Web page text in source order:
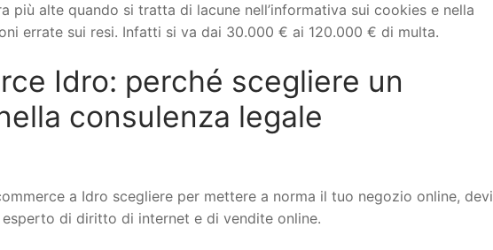
più alte quando si tratta di lacune nell’informativa sui cookies e nella
errate sui resi. Infatti si va dai 30.000 € ai 120.000 € di multa.
Idro: perché scegliere un
consulenza legale
a Idro scegliere per mettere a norma il tuo negozio online, devi
di diritto di internet e di vendite online.